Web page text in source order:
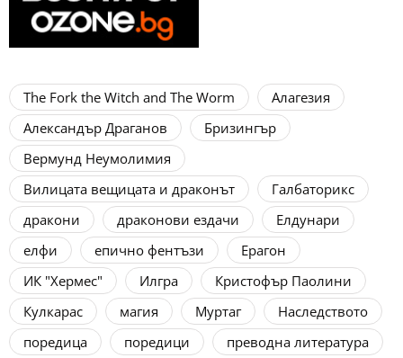
The Fork the Witch and The Worm
Алагезия
Александър Драганов
Бризингър
Вермунд Неумолимия
Вилицата вещицата и драконът
Галбаторикс
дракони
драконови ездачи
Елдунари
елфи
епично фентъзи
Ерагон
ИК "Хермес"
Илгра
Кристофър Паолини
Кулкарас
магия Муртаг
Наследството
поредица
поредици
преводна литература